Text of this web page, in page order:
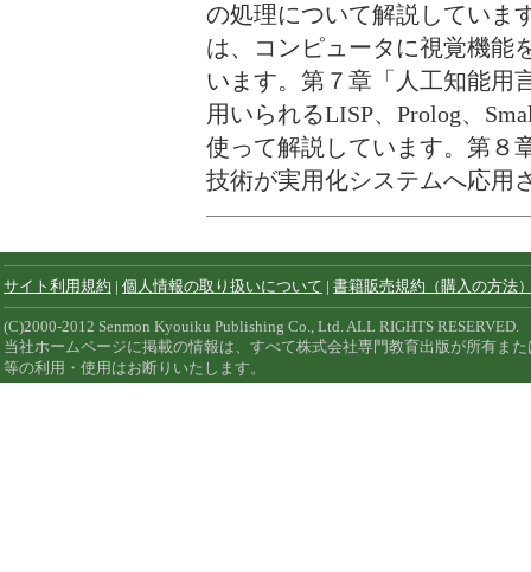
の処理について解説していま
は、コンピュータに視覚機能
います。第７章「人工知能用
用いられるLISP、Prolog、
使って解説しています。第８
技術が実用化システムへ応用
サイト利用規約 | 個人情報の取り扱いについて | 書籍販売規約（購入の方法
(C)2000-2012 Senmon Kyouiku Publishing Co., Ltd. ALL RIGHTS RESERVED.
当社ホームページに掲載の情報は、すべて株式会社専門教育出版が所有ま
等の利用・使用はお断りいたします。